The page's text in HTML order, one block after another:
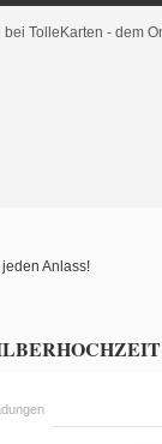
TolleKarten - dem